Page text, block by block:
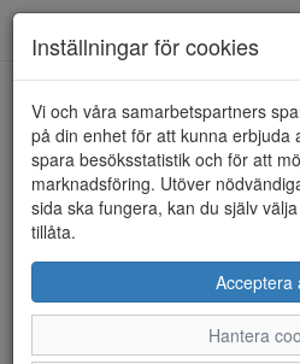
HEM TAMARIS
Inställningar för cookies
Vi och våra samarbetspartners
på din enhet för att kunna erbjuda
spara besöksstatistik och för att
marknadsföring. Utöver
sida ska fungera, kan du själv
tillåta.
Acceptera
Hantera